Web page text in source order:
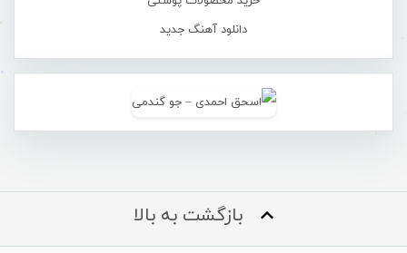
دانلود آهنگ جدید
بازگشت به بالا